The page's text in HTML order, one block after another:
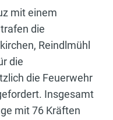
mit einem
die
Reindlmühl
die
die Feuerwehr
Insgesamt
mit 76 Kräften